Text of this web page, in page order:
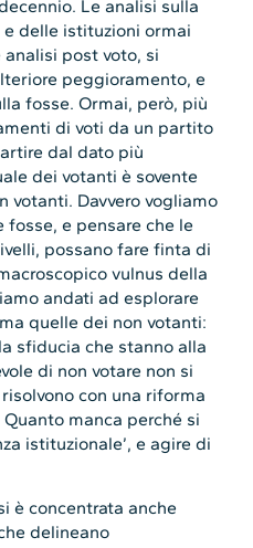
Le analisi sulla
delle istituzioni ormai
analisi post voto, si
peggioramento, e
fosse. Ormai, però, più
di voti da un partito
dal dato più
dei votanti è sovente
votanti. Davvero vogliamo
e pensare che le
possano fare finta di
vulnus della
andati ad esplorare
quelle dei non votanti:
sfiducia che stanno alla
di non votare non si
con una riforma
manca perché si
istituzionale’, e agire di
è concentrata anche
delineano